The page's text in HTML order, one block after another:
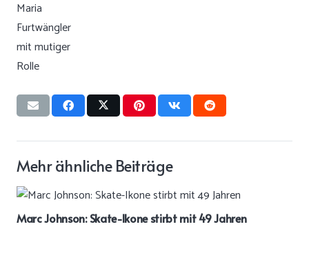
Mehr ähnliche Beiträge
Marc Johnson: Skate-Ikone stirbt mit 49 Jahren